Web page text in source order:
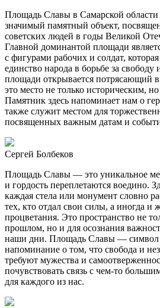
Площадь Славы в Самарской области
значимый памятный объект,
советских людей в годы Великой
Главной доминантой площади
с фигурами рабочих и солдат,
единство народа в борьбе за свободу
площади открывается потрясающий
это место не только историческим,
Памятник здесь напоминает нам о
также служит местом для
посвященных важным датам и
Сергей Болбеков
Площадь Славы — это уникальное
и гордость переплетаются воедино.
каждая стела или монумент словно
тех, кто отдал свои силы, а иногда и
процветания. Это пространство не
прошлом, но и для осознания
наши дни. Площадь Славы — символ
напоминание о том, что свобода и
требуют мужества и
почувствовать связь с чем-то
для каждого из нас.